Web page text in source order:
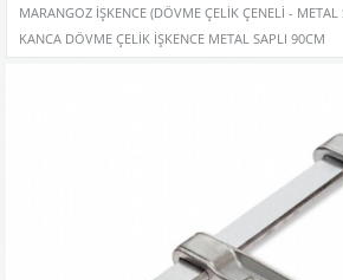
MARANGOZ İŞKENCE (DÖVME ÇELIK ÇENELI - METAL
KANCA DÖVME ÇELIK İŞKENCE METAL SAPLI 90CM